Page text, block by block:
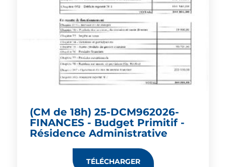
(CM de 18h) 25-DCM962026-
FINANCES - Budget Primitif -
Résidence Administrative
TÉLÉCHARGER